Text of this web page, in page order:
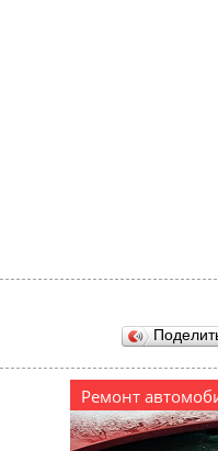
Ремонт